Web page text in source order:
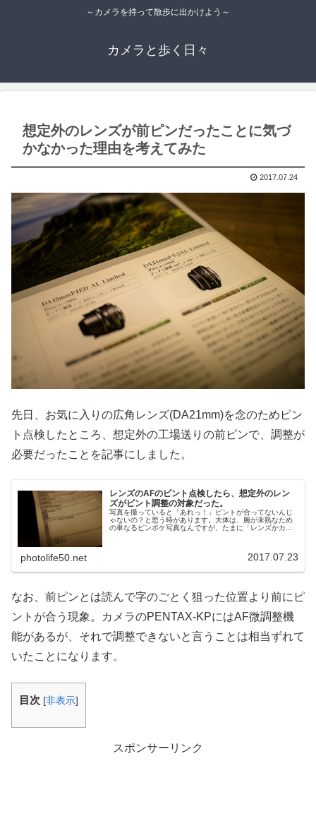
～カメラを持って散歩に出かけよう～
カメラと歩く日々
想定外のレンズが前ピンだったことに気づ
かなかった理由を考えてみた
2017.07.24
先日、お気に入りの広角レンズ(DA21mm)を念のためピン
ト点検したところ、想定外の工場送りの前ピンで、調整が
必要だったことを記事にしました。
レンズのAFのピント点検したら、想定外のレン
ズがピント調整の対象だった。
写真を撮っていると「あれっ！」ピントが合ってないんじ
ゃないの？と思う時があります。大体は、腕が未熟なため
の単なるピンボケ写真なんですが、たまに「レンズかカメ
photolife50.net 2017.07.23
なお、前ピンとは読んで字のごとく狙った位置より前にピ
ントが合う現象。カメラのPENTAX-KPにはAF微調整機
能があるが、それで調整できないと言うことは相当ずれて
いたことになります。
目次 [非表示]
スポンサーリンク